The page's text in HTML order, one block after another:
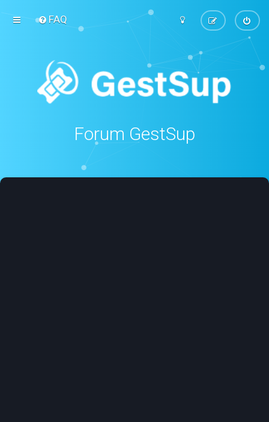
FAQ
Forum GestSup